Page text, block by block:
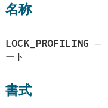
名称
LOCK_PROFILING —
ート
書式